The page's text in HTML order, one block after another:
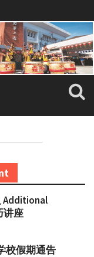
Additional
讲座
校假期通告